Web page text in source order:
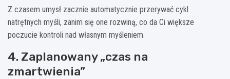
Z czasem umysł zacznie automatycznie przerywać cykl
natrętnych myśli, zanim się one rozwiną, co da Ci większe
poczucie kontroli nad własnym myśleniem.
4. Zaplanowany „czas na
zmartwienia”